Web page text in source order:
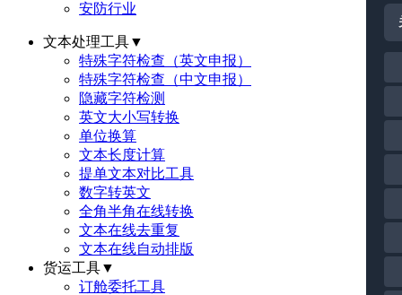
安防行业
文本处理工具▼
特殊字符检查（英文申报）
特殊字符检查（中文申报）
隐藏字符检测
英文大小写转换
单位换算
文本长度计算
提单文本对比工具
数字转英文
全角半角在线转换
文本在线去重复
文本在线自动排版
货运工具▼
订舱委托工具